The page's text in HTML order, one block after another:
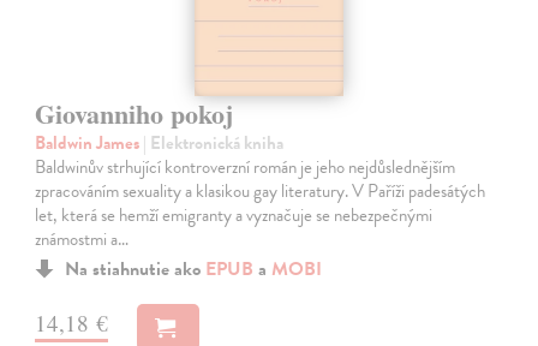
Giovanniho pokoj
Baldwin James| Elektronická kniha
Baldwinův strhující kontroverzní román je jeho nejdůslednějším
zpracováním sexuality a klasikou gay literatury. V Paříži padesátých
let, která se hemží emigranty a vyznačuje se nebezpečnými
známostmi a…
Na stiahnutie ako EPUB a MOBI
14,18 €